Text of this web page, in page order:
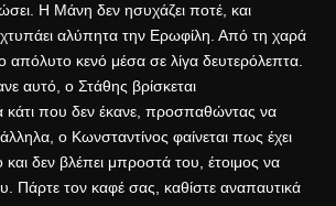
Η Μάνη δεν ησυχάζει ποτέ, και
αλύπητα την Ερωφίλη. Από τη χαρά
απόλυτο κενό μέσα σε λίγα δευτερόλεπτα.
αυτό, ο Στάθης βρίσκεται
κάτι που δεν έκανε, προσπαθώντας να
ο Κωνσταντίνος φαίνεται πως έχει
δεν βλέπει μπροστά του, έτοιμος να
Πάρτε τον καφέ σας, καθίστε αναπαυτικά